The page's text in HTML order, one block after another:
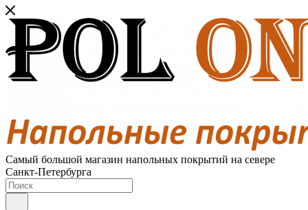
Самый большой магазин напольных покрытий на севере
Санкт-Петербурга